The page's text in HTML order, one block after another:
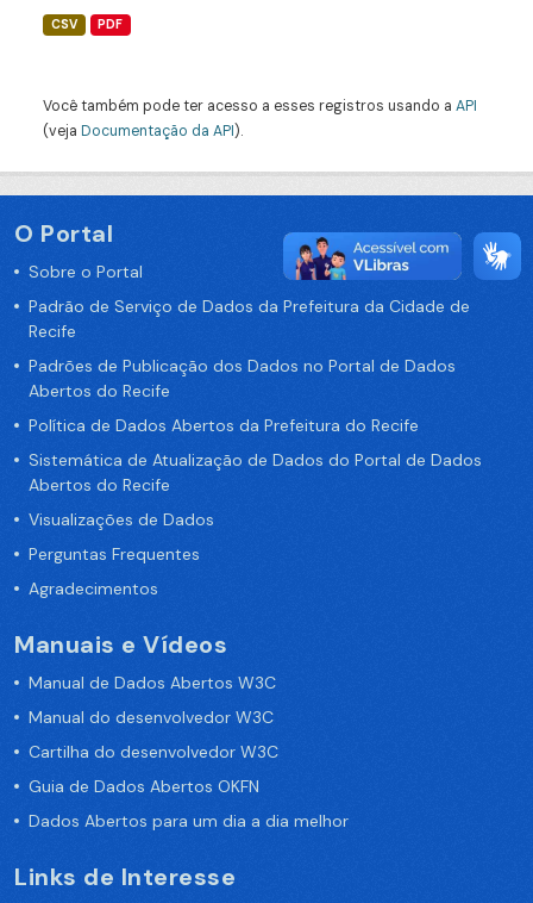
CSV PDF
Você também pode ter acesso a esses registros usando a API
(veja Documentação da API).
O Portal
Sobre o Portal
Padrão de Serviço de Dados da Prefeitura da Cidade de
Recife
Padrões de Publicação dos Dados no Portal de Dados
Abertos do Recife
Política de Dados Abertos da Prefeitura do Recife
Sistemática de Atualização de Dados do Portal de Dados
Abertos do Recife
Visualizações de Dados
Perguntas Frequentes
Agradecimentos
Manuais e Vídeos
Manual de Dados Abertos W3C
Manual do desenvolvedor W3C
Cartilha do desenvolvedor W3C
Guia de Dados Abertos OKFN
Dados Abertos para um dia a dia melhor
Links de Interesse